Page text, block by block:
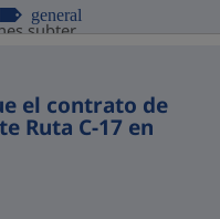
subter...
general
el contrato de
Ruta C-17 en